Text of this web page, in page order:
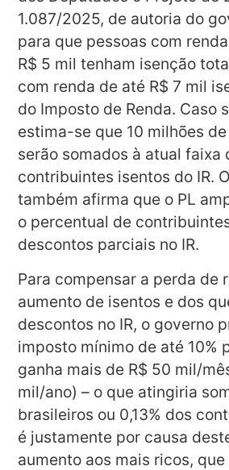
1.087/2025, de autoria do
para que pessoas com
R$ 5 mil tenham isenção
com renda de até R$ 7 mil
do Imposto de Renda. Caso
estima-se que 10 milhões
serão somados à atual faixa
contribuintes isentos do IR.
também afirma que o PL
o percentual de
descontos parciais no IR.
Para compensar a perda de
aumento de isentos e dos
descontos no IR, o governo
imposto mínimo de até 10%
ganha mais de R$ 50 mil/
mil/ano) – o que atingiria
brasileiros ou 0,13% dos
é justamente por causa
aumento aos mais ricos,